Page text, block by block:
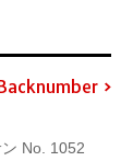
No. 1052